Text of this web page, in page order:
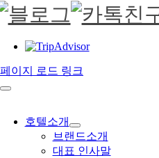
페이지 로드 링크
호텔소개
브랜드소개
대표 인사말